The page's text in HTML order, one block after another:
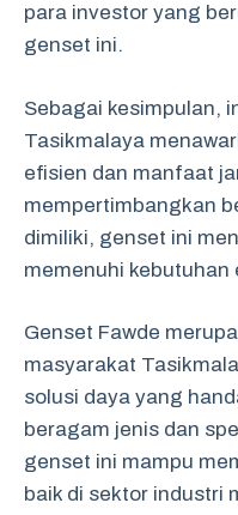
para investor yang
genset ini.
Sebagai kesimpulan,
Tasikmalaya
efisien dan manfaat
mempertimbangkan
dimiliki, genset ini
memenuhi kebutuhan
Genset Fawde
masyarakat
solusi daya yang
beragam jenis dan
genset ini mampu
baik di sektor industri